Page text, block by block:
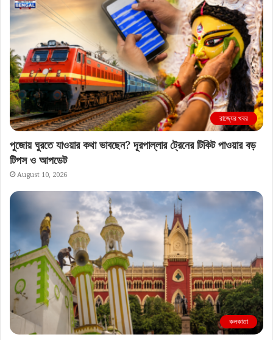
রাজ্যের খবর
পুজোয় ঘুরতে যাওয়ার কথা ভাবছেন? দূরপাল্লার ট্রেনের টিকিট পাওয়ার বড়
টিপস ও আপডেট
August 10, 2026
কলকাতা